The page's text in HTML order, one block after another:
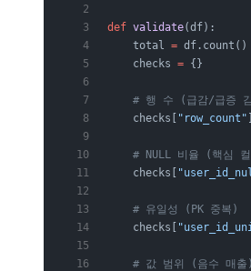
def validate(df):
    total
= df.count()
    checks
= {}
# 행 수 (급감/급증
    checks[
"row_count"
# NULL 비율 (핵심 컬
    checks[
    # 유일성 (PK 중복)
    checks[
    # 값 범위 (음수 매출)